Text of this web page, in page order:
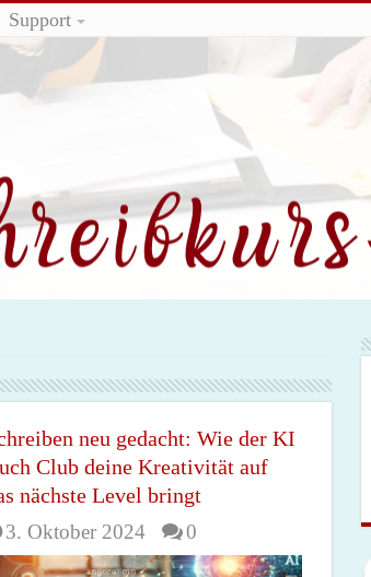
Support
neu gedacht: Wie der KI
Club deine Kreativität auf
nächste Level bringt
3. Oktober 2024 0